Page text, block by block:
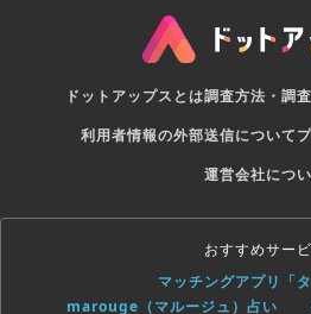
ドットアップスとは調査方法・調
利用者情報の外部送信について
運営会社につ
おすすめサー
マッチングアプリ「タ
marouge（マルージュ）占い